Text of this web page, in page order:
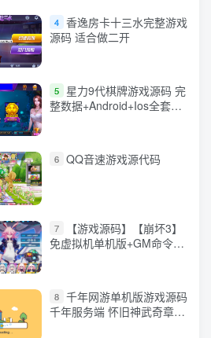
4 香逸房卡十三水完整游戏
源码 适合做二开
5
星力9代棋牌游戏源码 完
整数据+Android+Ios全套
6 QQ音速游戏源代码
7
【游戏源码】【崩坏3】
免虚拟机单机版+GM命令
8 千年网游单机版游戏源码
千年服务端 怀旧神武奇章一